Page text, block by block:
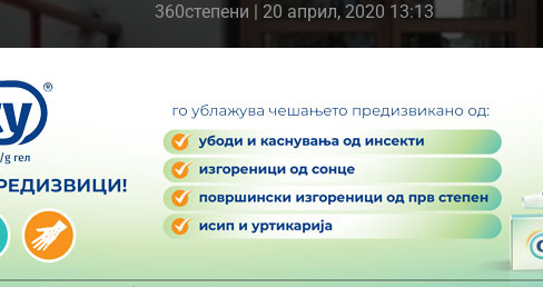
360степени | 20 април, 2020 13:13